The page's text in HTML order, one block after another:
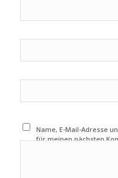
Name, E-Mail-Adresse
für meinen nächsten